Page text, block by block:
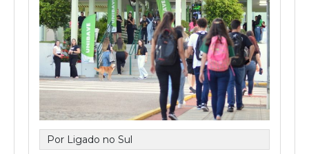
Por Ligado no Sul